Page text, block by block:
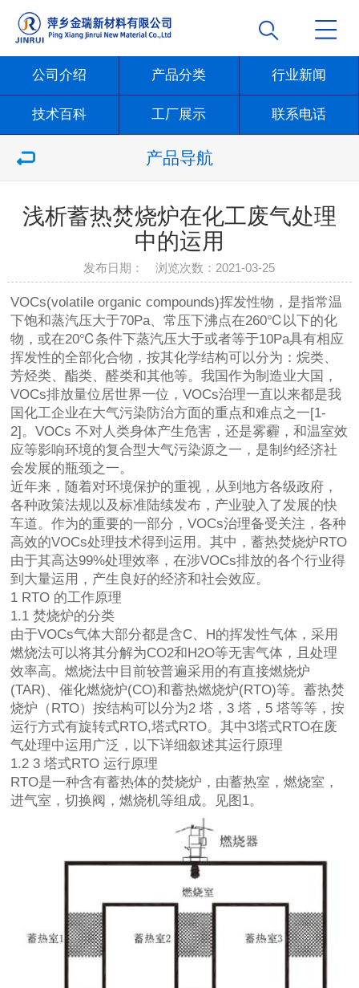
公司介绍 产品分类 行业新闻
技术百科 工厂展示 联系电话
产品导航
浅析蓄热焚烧炉在化工废气处理
中的运用
发布日期： 浏览次数： 2021-03-25
VOCs(volatile organic compounds)挥发性物，是指常温
下饱和蒸汽压大于70Pa、常压下沸点在260℃以下的化
物，或在20℃条件下蒸汽压大于或者等于10Pa具有相应
挥发性的全部化合物，按其化学结构可以分为：烷类、
芳烃类、酯类、醛类和其他等。我国作为制造业大国，
VOCs排放量位居世界一位，VOCs治理一直以来都是我
国化工企业在大气污染防治方面的重点和难点之一[1-
2]。VOCs 不对人类身体产生危害，还是雾霾，和温室效
应等影响环境的复合型大气污染源之一，是制约经济社
会发展的瓶颈之一。
近年来，随着对环境保护的重视，从到地方各级政府，
各种政策法规以及标准陆续发布，产业驶入了发展的快
车道。作为的重要的一部分，VOCs治理备受关注，各种
高效的VOCs处理技术得到运用。其中，蓄热焚烧炉RTO
由于其高达99%处理效率，在涉VOCs排放的各个行业得
到大量运用，产生良好的经济和社会效应。
1 RTO 的工作原理
1.1 焚烧炉的分类
由于VOCs气体大部分都是含C、H的挥发性气体，采用
燃烧法可以将其分解为CO2和H2O等无害气体，且处理
效率高。燃烧法中目前较普遍采用的有直接燃烧炉
(TAR)、催化燃烧炉(CO)和蓄热燃烧炉(RTO)等。蓄热焚
烧炉（RTO）按结构可以分为2 塔，3 塔，5 塔等等，按
运行方式有旋转式RTO,塔式RTO。其中3塔式RTO在废
气处理中运用广泛，以下详细叙述其运行原理
1.2 3 塔式RTO 运行原理
RTO是一种含有蓄热体的焚烧炉，由蓄热室，燃烧室，
进气室，切换阀，燃烧机等组成。见图1。